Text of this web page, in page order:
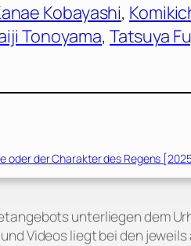
Kobayashi,
Tonoyama, Tatsuya
oder der Charakter des Regens
unterliegen dem
Videos liegt bei den